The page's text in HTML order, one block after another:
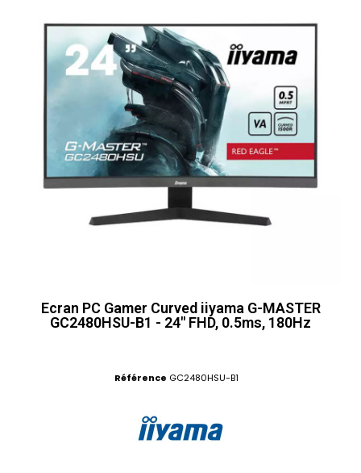
Ecran PC Gamer Curved iiyama G-MASTER
GC2480HSU-B1 - 24" FHD, 0.5ms, 180Hz
Référence GC2480HSU-B1